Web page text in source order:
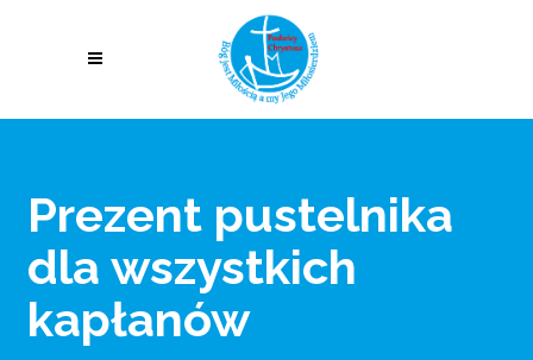
Prezent pustelnika
dla wszystkich
kapłanów